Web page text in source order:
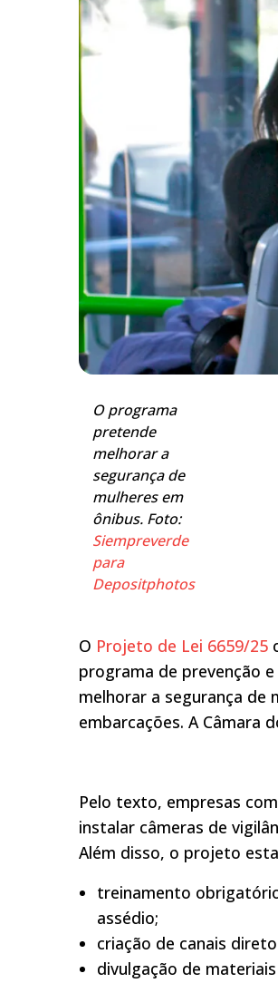
O programa
pretende
melhorar a
segurança de
mulheres em
ônibus. Foto:
Siempreverde
para
Depositphotos
O Projeto de Lei 6659/25
programa de prevenção
melhorar a segurança de
embarcações. A Câmara
Pelo texto, empresas
instalar câmeras de
Além disso, o projeto
treinamento
assédio;
criação de canais
divulgação de